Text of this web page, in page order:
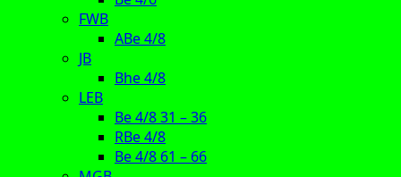
FWB
ABe 4/8
JB
Bhe 4/8
LEB
Be 4/8 31 – 36
RBe 4/8
Be 4/8 61 – 66